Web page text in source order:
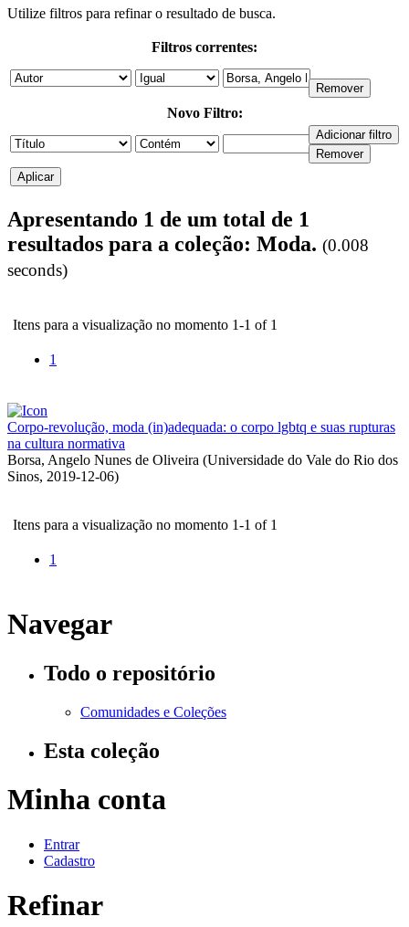
Utilize filtros para refinar o resultado de busca.
Filtros correntes:
Novo Filtro:
Apresentando 1 de um total de 1
resultados para a coleção: Moda. (0.008
seconds)
Itens para a visualização no momento 1-1 of 1
1
Corpo-revolução, moda (in)adequada: o corpo lgbtq e suas rupturas
na cultura normativa
Borsa, Angelo Nunes de Oliveira (Universidade do Vale do Rio dos
Sinos, 2019-12-06)
Itens para a visualização no momento 1-1 of 1
1
Navegar
Todo o repositório
Comunidades e Coleções
Esta coleção
Minha conta
Entrar
Cadastro
Refinar